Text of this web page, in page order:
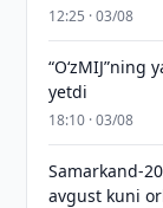
12:25 · 03/08
yetdi
18:10 · 03/08
Samarkand-
avgust kuni